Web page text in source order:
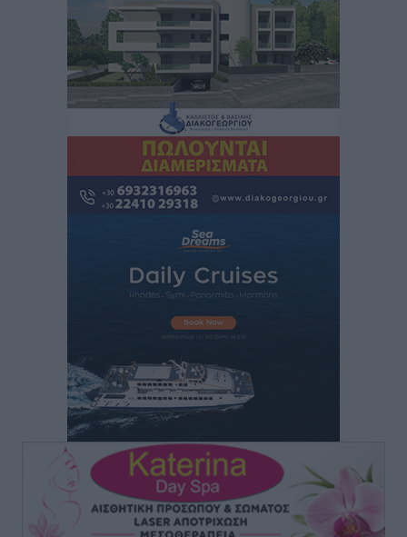
Τοπικές Ειδήσεις• πριν 2 ώρες
Ευρωπαϊκό Πρωτάθλημα Στίβου: Εκτός τελικού η
Μαγκούλια και συνέχειας η Σπανουδάκη
πριν 2 ώρες
ΚΑΕ Κολοσσός: Οι τιμές των μεμονωμένων εισιτηρίων
Αθλητικά• πριν 2 ώρες
υπάρχει, είναι το επόμενο»
πριν 2 ώρες
Κράτησε Χατζηγιακουμή η Α.Ε. Δικαίου
Ιπποκράτης: Ανακοίνωσε την Cvetanka Dimova
Αθλητικά• πριν 2 ώρες
Διαγόρας: Ανανέωσαν Φράγκος και Ζάρας, τέλος ο
Μιχαλάκης
Αθλητικά πριν 2 ώρες